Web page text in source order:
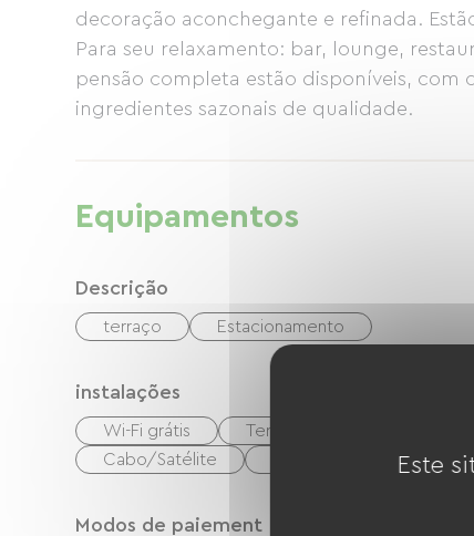
decoração aconchegante e refinada.
Para seu relaxamento: bar, lounge,
pensão completa estão disponíveis,
ingredientes sazonais de qualidade.
Equipamentos
Descrição
terraço Estacionamento
instalações
Wi-Fi grátis Terminais de espaço
Cabo/Satélite
Equipamento para bebês
Modos de paiement
Este